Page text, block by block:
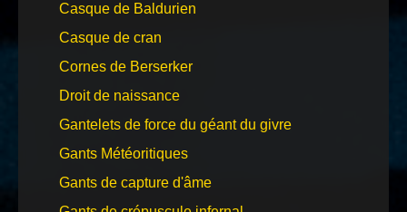
Casque de Baldurien
Casque de cran
Cornes de Berserker
Droit de naissance
Gantelets de force du géant du givre
Gants Météoritiques
Gants de capture d'âme